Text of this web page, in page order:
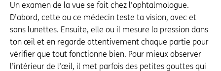
Un examen de la vue se fait chez l’ophtalmologue.
D’abord, cette ou ce médecin teste ta vision, avec et
sans lunettes. Ensuite, elle ou il mesure la pression dans
ton œil et en regarde attentivement chaque partie pour
vérifier que tout fonctionne bien. Pour mieux observer
l’intérieur de l’œil, il met parfois des petites gouttes qui